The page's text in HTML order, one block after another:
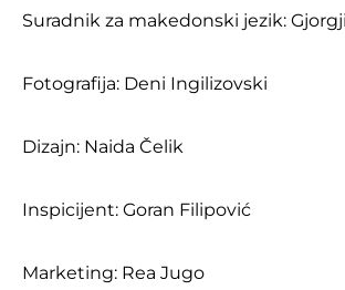
Suradnik za makedonski jezik:
Fotografija: Deni Ingilizovski
Dizajn: Naida Čelik
Inspicijent: Goran Filipović
Marketing: Rea Jugo